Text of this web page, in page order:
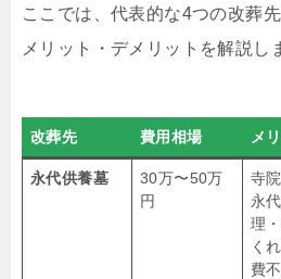
ここでは、代表的な4つの改葬
メリット・デメリットを解説し
改葬先 費用相場 メ
永代供養墓
30万〜50万
円
寺
永
理
く
費